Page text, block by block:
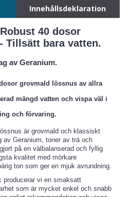
Innehållsdeklaration
40 dosor
Tillsätt bara vatten.
av Geranium.
grovmald lössnus av allra
mängd vatten och vispa väl i
och förvaring.
är grovmald och klassiskt
Geranium, toner av trä och
på en välbalanserad och fyllig
kvalitet med mörkare
ton som ger en mjuk avrundning.
producerar vi en smaksatt
som är mycket enkel och snabb